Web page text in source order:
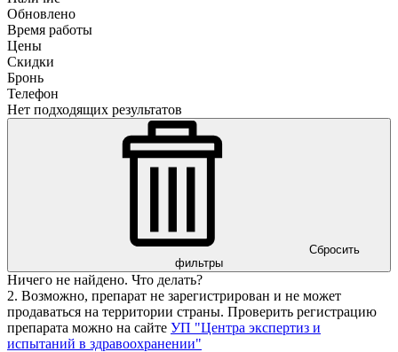
Обновлено
Время работы
Цены
Скидки
Бронь
Телефон
Нет подходящих результатов
Сбросить
фильтры
Ничего не найдено. Что делать?
2. Возможно, препарат не зарегистрирован и не может
продаваться на территории страны. Проверить регистрацию
препарата можно на сайте УП "Центра экспертиз и
испытаний в здравоохранении"